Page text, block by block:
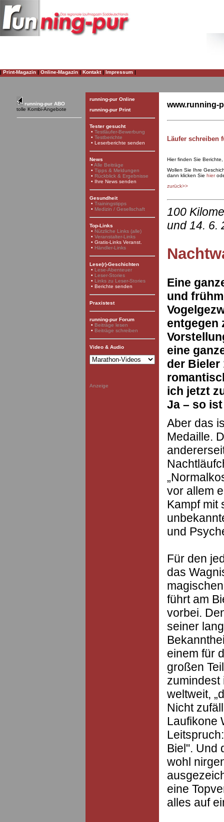
| Print-Magazin | Online-Magazin | Kontakt| Impressum |
running-pur ABO
tolle Kombi-Angebote
running-pur Online
running-pur Print
Tester gesucht
• Testläufer-Bewerbung
• Testberichte
• Leserberichte senden
News
• Alle Beiträge
• Tipps & Meldungen
• Rückblick & Ergebnisse
• Ihre News senden
Gesundheit
• Trainingstipps
• Medizin / Gesellschaft
Top-Links
• Nützliche Links (alle)
• Veranstalter-Links
• Gratis-Links Veranst.
• Händler-Links
Lese(r)-Geschichten
• Lese-Abenteuer
• Leser-Stories
• Links zu Leser-Stories
• Berichte senden
Praxistest
running-pur Forum
• Beiträge lesen
• Beiträge schreiben
Video & Audio
Anzeige
www.running-
Läufer schreiben
Hier finden Sie
Wollen Sie Ihre
dann klicken Sie hier
zurück>>
100
und 14. 6.
Eine
und
entgegen
eine
der Bieler
ich jetzt
Ja – so
Aber das
Medaille.
vor allem
Kampf mit
und
Für den
das
führt am
vorbei.
seiner
einem für
großen
zumindest
weltweit,
Nicht
Laufikone
Biel". Und
wohl
eine
alles auf